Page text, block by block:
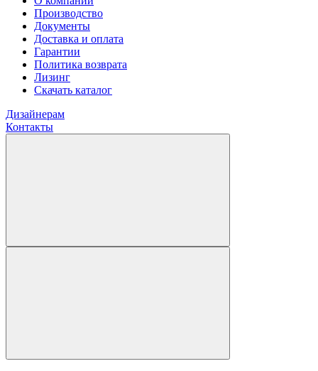
Производство
Документы
Доставка и оплата
Гарантии
Политика возврата
Лизинг
Скачать каталог
Дизайнерам
Контакты